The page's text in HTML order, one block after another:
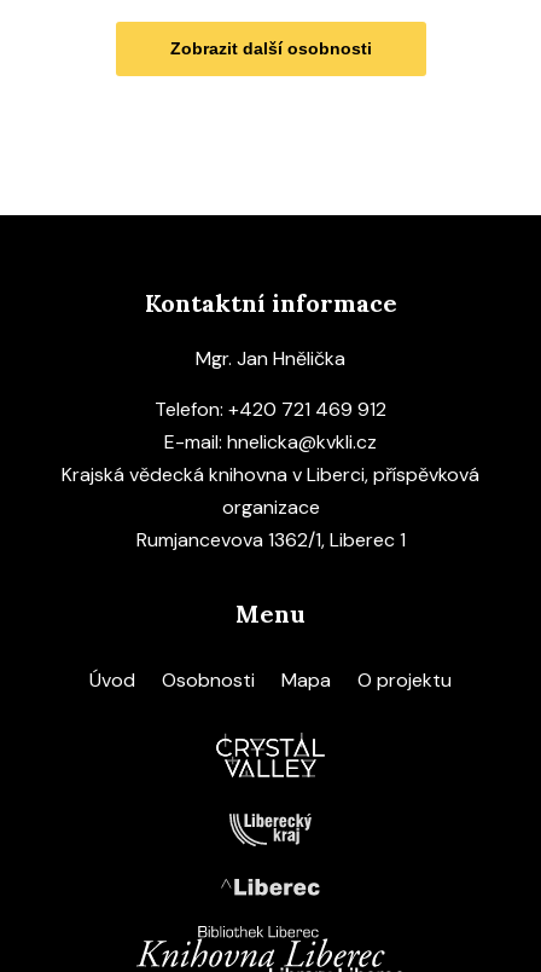
Zobrazit další osobnosti
Kontaktní informace
Mgr. Jan Hnělička
Telefon: +420 721 469 912
E-mail: hnelicka@kvkli.cz
Krajská vědecká knihovna v Liberci, příspěvková
organizace
Rumjancevova 1362/1, Liberec 1
Menu
Úvod Osobnosti Mapa O projektu